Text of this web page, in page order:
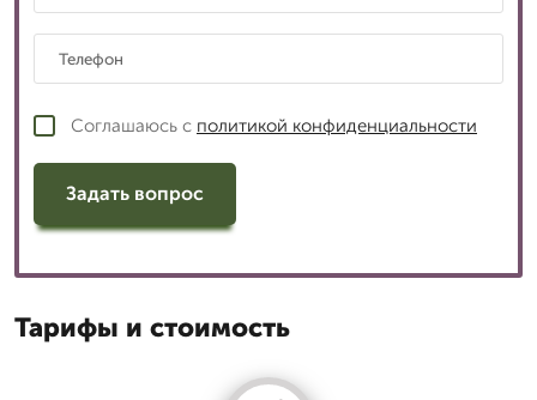
Соглашаюсь с политикой конфиденциальности
Задать вопрос
Тарифы и стоимость